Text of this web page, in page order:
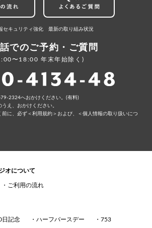
セキュリティ強化 最新の取り組み状況
でのご予約・ご質問
〜18:00 年末年始除く)
2324へおかけください。(有料)
え、おかけください。
前に、必ず ＜利⽤規約＞ および、
＜個⼈情報の取り扱いにつ
オについて
ご利用の流れ
日記念 ハーフバースデー 753